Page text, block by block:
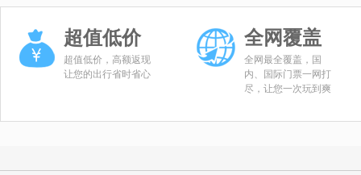
超值低价
超值低价，高额返现
让您的出行省时省心
全网覆盖
全网最全覆盖，国
内、国际门票一网打
尽，让您一次玩到爽